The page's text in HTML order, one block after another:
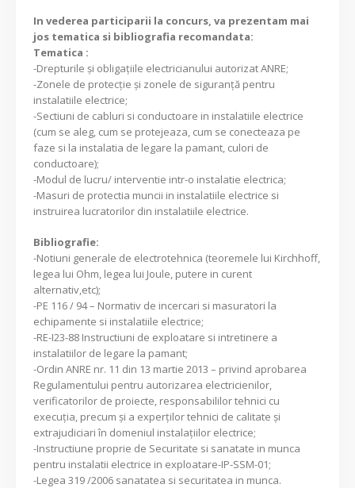
In vederea participarii la concurs, va prezentam mai
jos tematica si bibliografia recomandata:
Tematica :
-Drepturile şi obligaţiile electricianului autorizat ANRE;
-Zonele de protecţie şi zonele de siguranţă pentru
instalatiile electrice;
-Sectiuni de cabluri si conductoare in instalatiile electrice
(cum se aleg, cum se protejeaza, cum se conecteaza pe
faze si la instalatia de legare la pamant, culori de
conductoare);
-Modul de lucru/ interventie intr-o instalatie electrica;
-Masuri de protectia muncii in instalatiile electrice si
instruirea lucratorilor din instalatiile electrice.
Bibliografie:
-Notiuni generale de electrotehnica (teoremele lui Kirchhoff,
legea lui Ohm, legea lui Joule, putere in curent
alternativ,etc);
-PE 116 / 94 – Normativ de incercari si masuratori la
echipamente si instalatiile electrice;
-RE-I23-88 Instructiuni de exploatare si intretinere a
instalatiilor de legare la pamant;
-Ordin ANRE nr. 11 din 13 martie 2013 – privind aprobarea
Regulamentului pentru autorizarea electricienilor,
verificatorilor de proiecte, responsabililor tehnici cu
execuţia, precum şi a experţilor tehnici de calitate şi
extrajudiciari în domeniul instalaţiilor electrice;
-Instructiune proprie de Securitate si sanatate in munca
pentru instalatii electrice in exploatare-IP-SSM-01;
-Legea 319 /2006 sanatatea si securitatea in munca.